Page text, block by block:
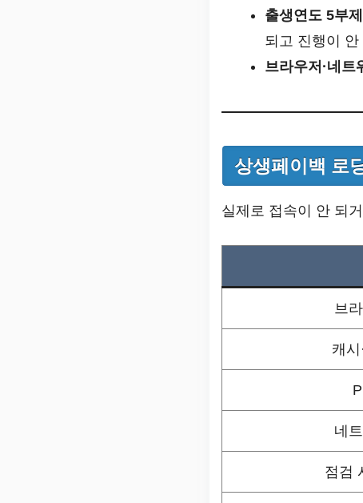
출생연도 5부
되고 진행이 안
브라우저·네트
상생페이백 로
실제로 접속이 안 되
브
캐시
네
점검